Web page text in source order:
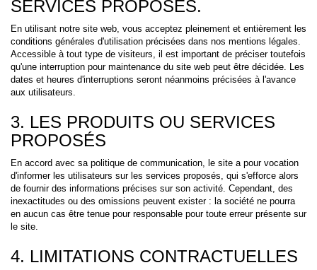
SERVICES PROPOSÉS.
En utilisant notre site web, vous acceptez pleinement et entièrement les
conditions générales d'utilisation précisées dans nos mentions légales.
Accessible à tout type de visiteurs, il est important de préciser toutefois
qu'une interruption pour maintenance du site web peut être décidée. Les
dates et heures d'interruptions seront néanmoins précisées à l'avance
aux utilisateurs.
3. LES PRODUITS OU SERVICES
PROPOSÉS
En accord avec sa politique de communication, le site a pour vocation
d'informer les utilisateurs sur les services proposés, qui s'efforce alors
de fournir des informations précises sur son activité. Cependant, des
inexactitudes ou des omissions peuvent exister : la société ne pourra
en aucun cas être tenue pour responsable pour toute erreur présente sur
le site.
4. LIMITATIONS CONTRACTUELLES